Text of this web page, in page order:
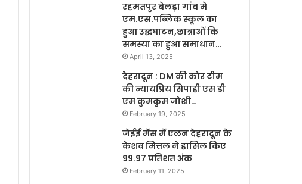
रहमतपुर बेलड़ा गांव मे
एम.एस.पब्लिक स्कूल का
हुआ उद्धघाटन,छात्राओं कि
समस्या का हुआ समाधान…
April 13, 2025
देहरादून : DM की कोर टीम
की न्यायप्रिय सिपाही एस डी
एम कुमकुम जोशी…
February 19, 2025
जेईई मेंस में एलन देहरादून के
केशव मित्तल ने हासिल किए
99.97 प्रतिशत अंक
February 11, 2025